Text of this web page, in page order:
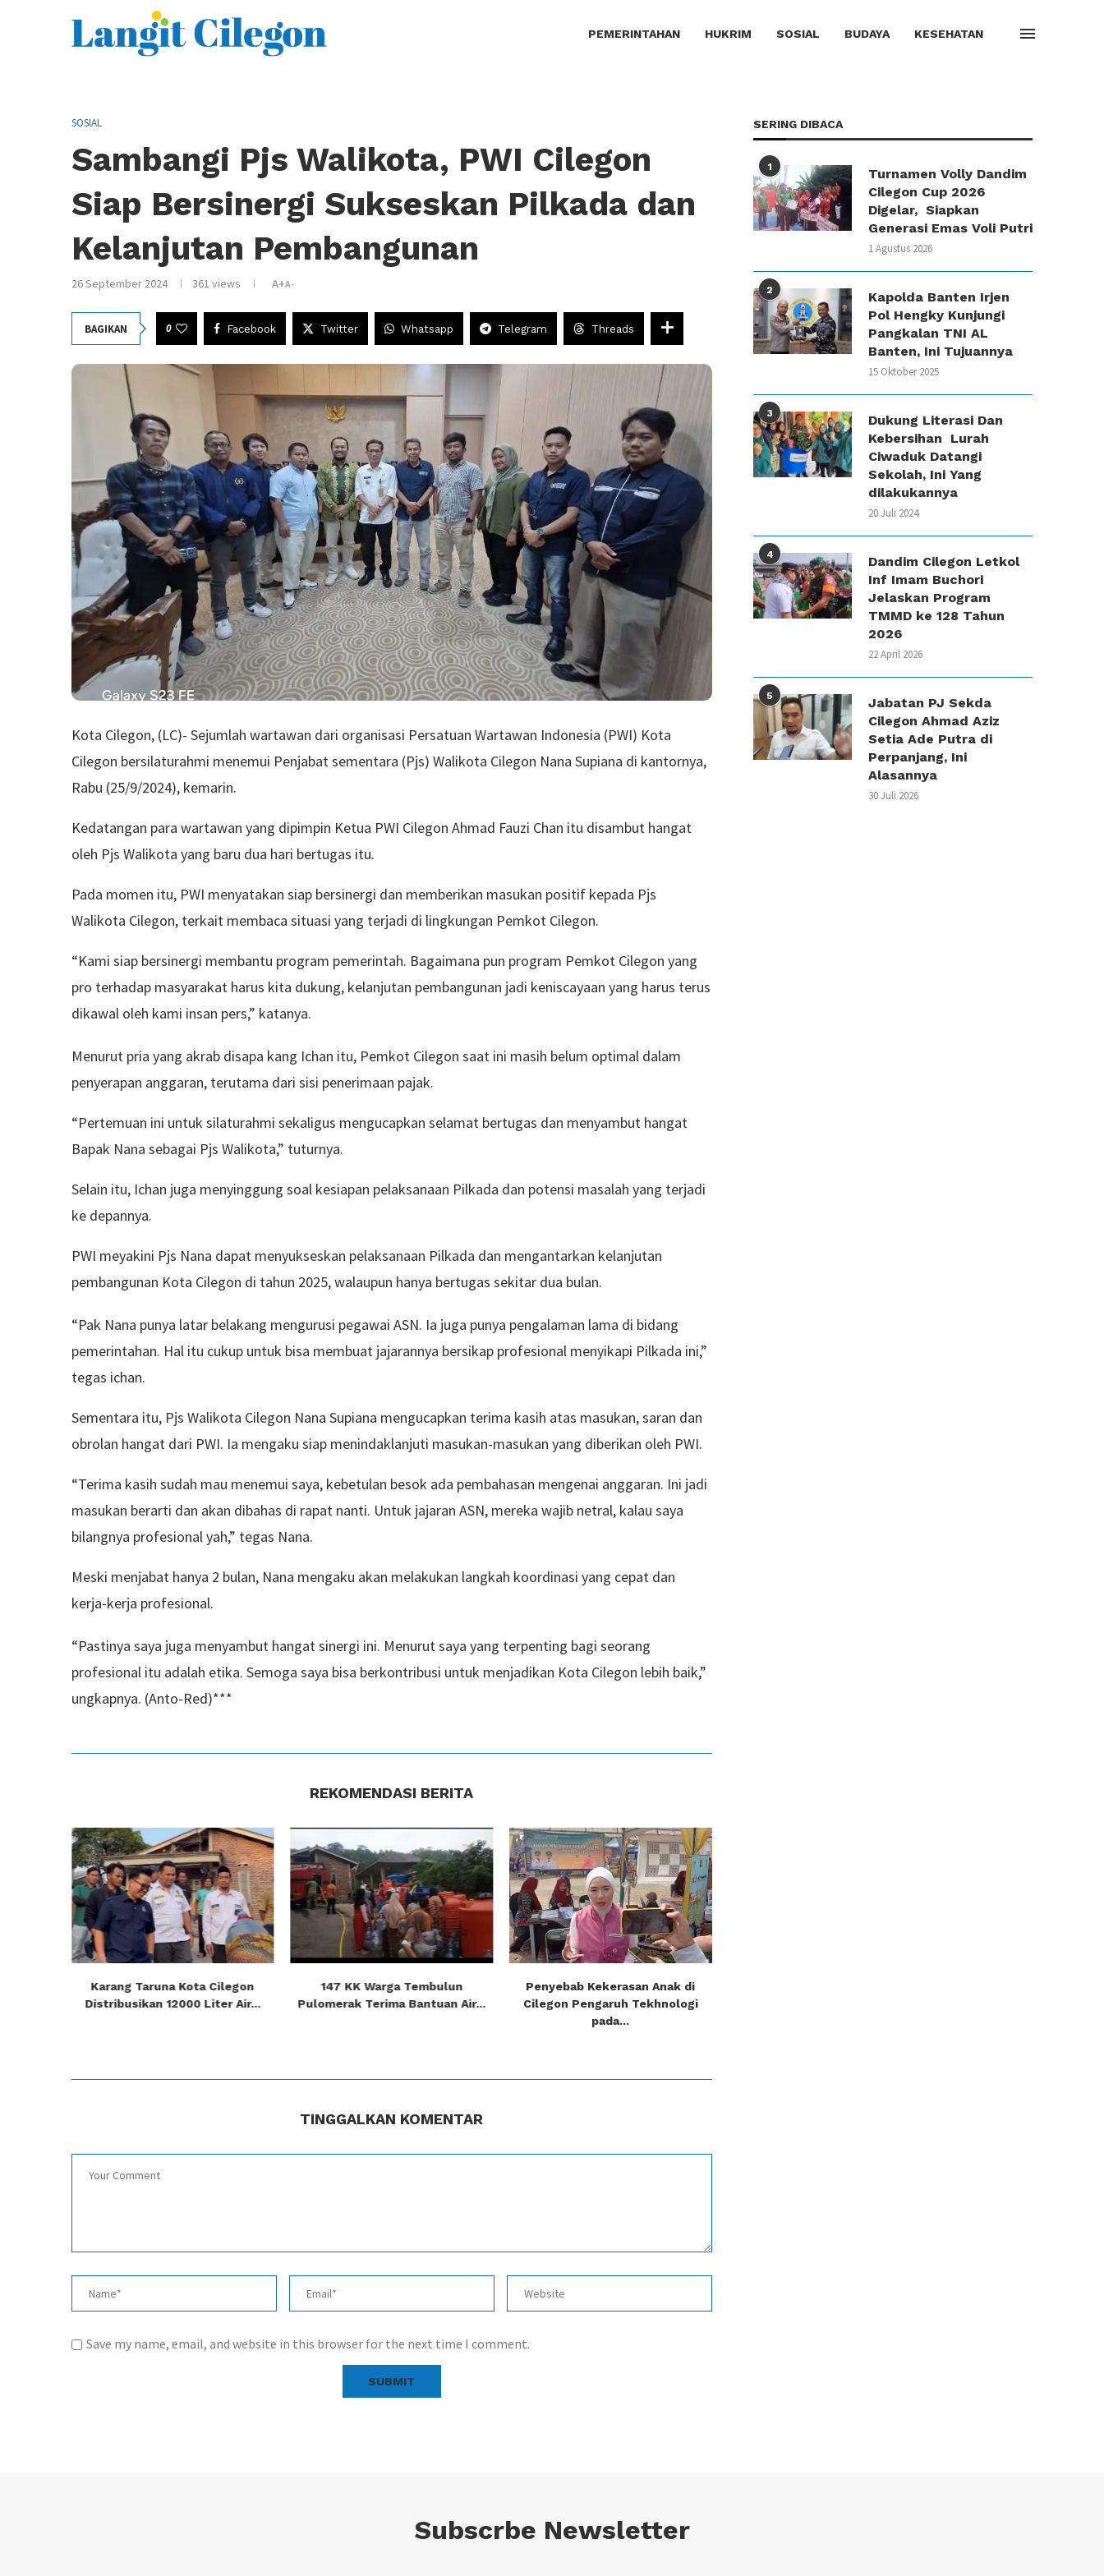
PEMERINTAHAN HUKRIM SOSIAL BUDAYA KESEHATAN
SOSIAL
Sambangi Pjs Walikota, PWI Cilegon
Siap Bersinergi Sukseskan Pilkada dan
Kelanjutan Pembangunan
26 September 2024 361 views A+A-
BAGIKAN 0 Facebook Twitter Whatsapp Telegram Threads
Kota Cilegon, (LC)- Sejumlah wartawan dari organisasi Persatuan Wartawan Indonesia (PWI) Kota
Cilegon bersilaturahmi menemui Penjabat sementara (Pjs) Walikota Cilegon Nana Supiana di kantornya,
Rabu (25/9/2024), kemarin.
Kedatangan para wartawan yang dipimpin Ketua PWI Cilegon Ahmad Fauzi Chan itu disambut hangat
oleh Pjs Walikota yang baru dua hari bertugas itu.
Pada momen itu, PWI menyatakan siap bersinergi dan memberikan masukan positif kepada Pjs
Walikota Cilegon, terkait membaca situasi yang terjadi di lingkungan Pemkot Cilegon.
“Kami siap bersinergi membantu program pemerintah. Bagaimana pun program Pemkot Cilegon yang
pro terhadap masyarakat harus kita dukung, kelanjutan pembangunan jadi keniscayaan yang harus terus
dikawal oleh kami insan pers,” katanya.
Menurut pria yang akrab disapa kang Ichan itu, Pemkot Cilegon saat ini masih belum optimal dalam
penyerapan anggaran, terutama dari sisi penerimaan pajak.
“Pertemuan ini untuk silaturahmi sekaligus mengucapkan selamat bertugas dan menyambut hangat
Bapak Nana sebagai Pjs Walikota,” tuturnya.
Selain itu, Ichan juga menyinggung soal kesiapan pelaksanaan Pilkada dan potensi masalah yang terjadi
ke depannya.
PWI meyakini Pjs Nana dapat menyukseskan pelaksanaan Pilkada dan mengantarkan kelanjutan
pembangunan Kota Cilegon di tahun 2025, walaupun hanya bertugas sekitar dua bulan.
“Pak Nana punya latar belakang mengurusi pegawai ASN. Ia juga punya pengalaman lama di bidang
pemerintahan. Hal itu cukup untuk bisa membuat jajarannya bersikap profesional menyikapi Pilkada ini,”
tegas ichan.
Sementara itu, Pjs Walikota Cilegon Nana Supiana mengucapkan terima kasih atas masukan, saran dan
obrolan hangat dari PWI. Ia mengaku siap menindaklanjuti masukan-masukan yang diberikan oleh PWI.
“Terima kasih sudah mau menemui saya, kebetulan besok ada pembahasan mengenai anggaran. Ini jadi
masukan berarti dan akan dibahas di rapat nanti. Untuk jajaran ASN, mereka wajib netral, kalau saya
bilangnya profesional yah,” tegas Nana.
Meski menjabat hanya 2 bulan, Nana mengaku akan melakukan langkah koordinasi yang cepat dan
kerja-kerja profesional.
“Pastinya saya juga menyambut hangat sinergi ini. Menurut saya yang terpenting bagi seorang
profesional itu adalah etika. Semoga saya bisa berkontribusi untuk menjadikan Kota Cilegon lebih baik,”
ungkapnya. (Anto-Red)***
REKOMENDASI BERITA
Karang Taruna Kota Cilegon
Distribusikan 12000 Liter Air...
147 KK Warga Tembulun
Pulomerak Terima Bantuan Air...
Penyebab Kekerasan Anak di
Cilegon Pengaruh Tekhnologi
pada...
TINGGALKAN KOMENTAR
Save my name, email, and website in this browser for the next time I comment.
SERING DIBACA
1
Turnamen Volly Dandim
Cilegon Cup 2026
Digelar, Siapkan
Generasi Emas Voli Putri
1 Agustus 2026
2
Kapolda Banten Irjen
Pol Hengky Kunjungi
Pangkalan TNI AL
Banten, Ini Tujuannya
15 Oktober 2025
3
Dukung Literasi Dan
Kebersihan Lurah
Ciwaduk Datangi
Sekolah, Ini Yang
dilakukannya
20 Juli 2024
4
Dandim Cilegon Letkol
Inf Imam Buchori
Jelaskan Program
TMMD ke 128 Tahun
2026
22 April 2026
5
Jabatan PJ Sekda
Cilegon Ahmad Aziz
Setia Ade Putra di
Perpanjang, Ini
Alasannya
30 Juli 2026
Subscrbe Newsletter